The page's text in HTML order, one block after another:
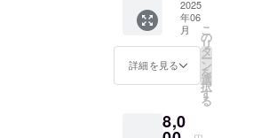
内容 ・
商品
（2尾）
・規
大型有
頭海
（※大き
すぎて
一部業
ら外れ
たこと
エ
要！ ・
海老専
門工場
の品
質！
（※大き
一部業
のお名
（ニッ
クネー
ム可）
載！ ・
賞味く
ださ
い！ ≪
店舗情
報≫ 店
（東京
都中央
本海老
協会コ
ラボの
特別メ
ニュー
を、
鮨・天
門店
「玉か
2025
年06
月
詳細を見る
こ
の
リ
タ
ー
ン
を
選
択
す
る
8,0